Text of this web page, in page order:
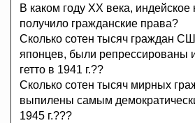
В каком году ХХ века,
получило гражданские права?
Сколько сотен тысяч граждан
японцев, были репрессированы
гетто в 1941 г.??
Сколько сотен тысяч мирных
выпилены самым
1945 г.???